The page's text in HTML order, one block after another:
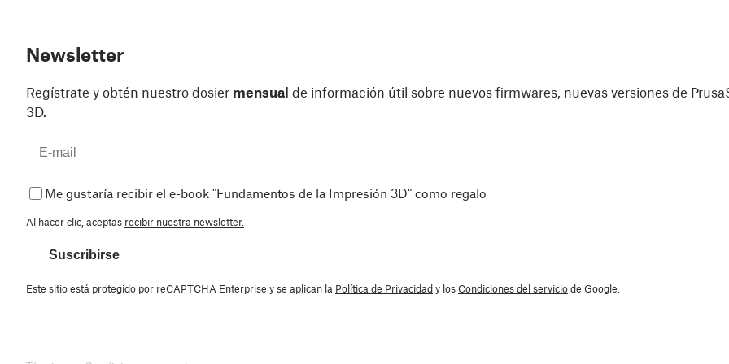
Newsletter
Regístrate y obtén nuestro dosier mensual de información útil sobre nuevos firmwares, nuevas versiones de
3D.
Me gustaría recibir el e-book "Fundamentos de la Impresión 3D" como regalo
Al hacer clic, aceptas recibir nuestra newsletter.
Suscribirse
Este sitio está protegido por reCAPTCHA Enterprise y se aplican la Política de Privacidady losCondiciones del serviciode Google.